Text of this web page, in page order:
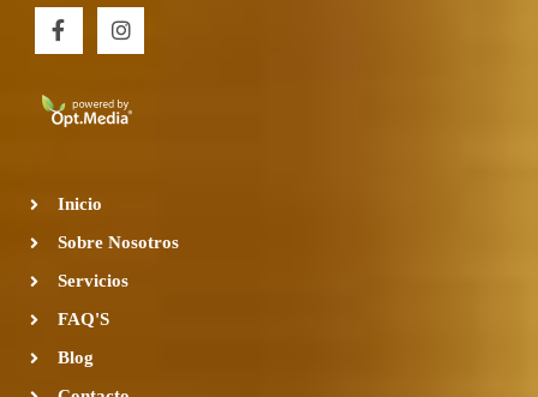
F
a
c
b
o
f
I
n
s
a
g
Inicio
Sobre Nosotros
Servicios
FAQ'S
Blog